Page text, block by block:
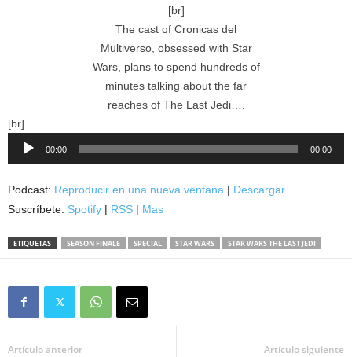
[br]
The cast of Cronicas del
Multiverso, obsessed with Star
Wars, plans to spend hundreds of
minutes talking about the far
reaches of The Last Jedi….
[br]
Reproductor
00:00 00:00
Podcast: Reproducir en una nueva ventana | Descargar
Suscríbete: Spotify | RSS | Mas
ETIQUETAS SEASON FINALE SPECIAL STAR WARS STAR WARS THE LAST JEDI
Artículo anterior Artículo siguiente